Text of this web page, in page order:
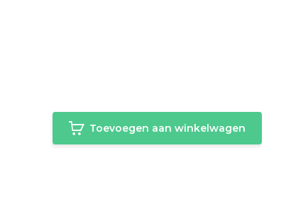
Toevoegen aan winkelwagen